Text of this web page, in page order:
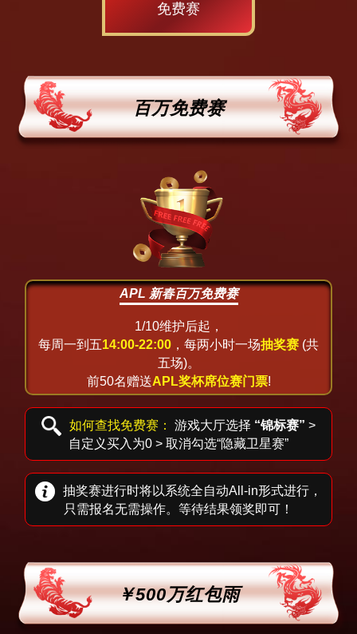
免费赛
百万免费赛
APL 新春百万免费赛
1/10维护后起，
每周一到五14:00-22:00 ，每两小时一场抽奖赛 (共
五场)。
前50名赠送APL奖杯席位赛门票!
如何查找免费赛： 游戏大厅选择 “锦标赛” >
自定义买入为0 > 取消勾选“隐藏卫星赛”
抽奖赛进行时将以系统全自动All-in形式进行，
只需报名无需操作。等待结果领奖即可！
￥500万红包雨